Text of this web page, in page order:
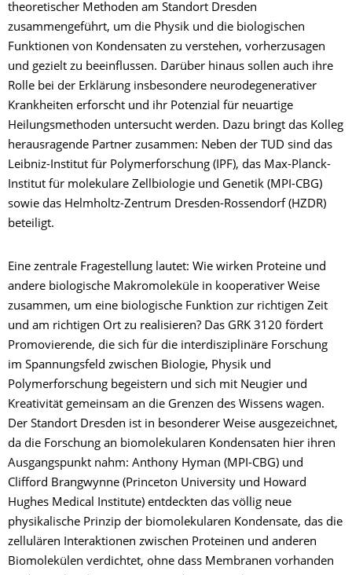
theoretischer Methoden am Standort Dresden
zusammengeführt, um die Physik und die biologischen
Funktionen von Kondensaten zu verstehen, vorherzusagen
und gezielt zu beeinflussen. Darüber hinaus sollen auch ihre
Rolle bei der Erklärung insbesondere neurodegenerativer
Krankheiten erforscht und ihr Potenzial für neuartige
Heilungsmethoden untersucht werden. Dazu bringt das Kolleg
herausragende Partner zusammen: Neben der TUD sind das
Leibniz-Institut für Polymerforschung (IPF), das Max-Planck-
Institut für molekulare Zellbiologie und Genetik (MPI-CBG)
sowie das Helmholtz-Zentrum Dresden-Rossendorf (HZDR)
beteiligt.
Eine zentrale Fragestellung lautet: Wie wirken Proteine und
andere biologische Makromoleküle in kooperativer Weise
zusammen, um eine biologische Funktion zur richtigen Zeit
und am richtigen Ort zu realisieren? Das GRK 3120 fördert
Promovierende, die sich für die interdisziplinäre Forschung
im Spannungsfeld zwischen Biologie, Physik und
Polymerforschung begeistern und sich mit Neugier und
Kreativität gemeinsam an die Grenzen des Wissens wagen.
Der Standort Dresden ist in besonderer Weise ausgezeichnet,
da die Forschung an biomolekularen Kondensaten hier ihren
Ausgangspunkt nahm: Anthony Hyman (MPI-CBG) und
Clifford Brangwynne (Princeton University und Howard
Hughes Medical Institute) entdeckten das völlig neue
physikalische Prinzip der biomolekularen Kondensate, das die
zellulären Interaktionen zwischen Proteinen und anderen
Biomolekülen verdichtet, ohne dass Membranen vorhanden